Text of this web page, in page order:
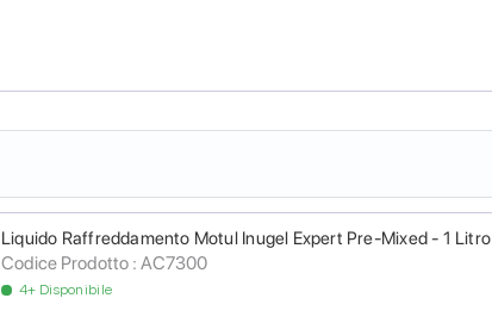
Liquido Raffreddamento Motul Inugel Expert Pre-Mixed - 1 Litro
Codice Prodotto : AC7300
4+ Disponibile